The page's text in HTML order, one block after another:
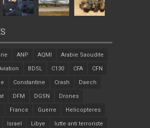
ANP AQMI Arabie Saoudite
BDSL C130 CFA CFN
Constantine Crash Daech
DFM DGSN Drones
France Guerre Helicopteres
Israel Libye lutte anti terroriste